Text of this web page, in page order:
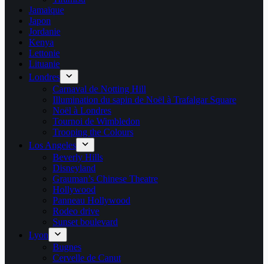
Jamaïque
Japon
Jordanie
Kenya
Lettonie
Lituanie
Londres
Carnaval de Notting Hill
Illumination du sapin de Noël à Trafalgar Square
Noël à Londres
Tournoi de Wimbledon
Trooping the Colours
Los Angeles
Beverly Hills
Disneyland
Grauman’s Chinese Theatre
Hollywood
Panneau Hollywood
Rodeo drive
Sunset boulevard
Lyon
Bugnes
Cervelle de Canut